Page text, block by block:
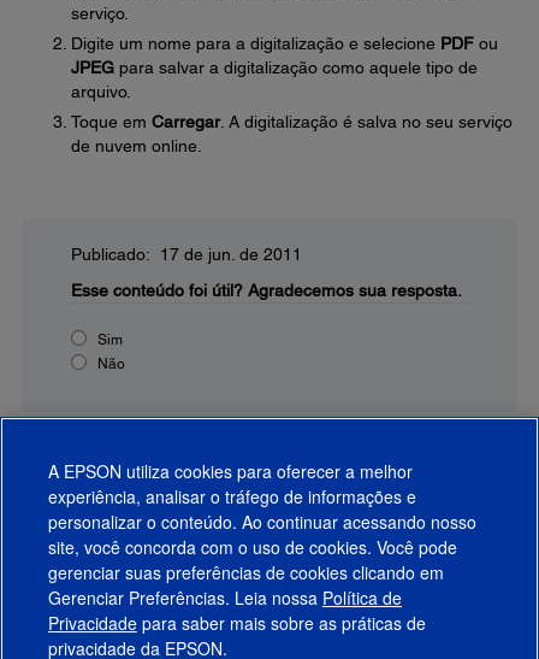
serviço.
Digite um nome para a digitalização e selecione PDF ou
JPEG para salvar a digitalização como aquele tipo de
arquivo.
Toque em Carregar. A digitalização é salva no seu serviço
de nuvem online.
Publicado: 17 de jun. de 2011
Esse conteúdo foi útil? Agradecemos sua resposta.
Sim
Não
Produtos
Suporte
A EPSON utiliza cookies para oferecer a melhor
experiência, analisar o tráfego de informações e
personalizar o conteúdo. Ao continuar acessando nosso
site, você concorda com o uso de cookies. Você pode
gerenciar suas preferências de cookies clicando em
Gerenciar Preferências. Leia nossa Política de
Privacidade para saber mais sobre as práticas de
privacidade da EPSON.